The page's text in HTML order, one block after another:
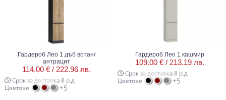
Гардероб Лео 1 дъб вотан/
антрацит
114.00 € / 222.96 лв.
Срок за доставка 8 р.д
Цветове:
+5
Гардероб Лео 1 кашмир
109.00 € / 213.19 лв.
Срок за доставка 8 р.д
Цветове:
+5